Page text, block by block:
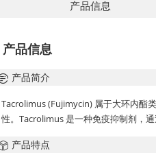
产品信息
产品信息
产品简介
Tacrolimus (Fujimycin) 属于大环内酯
性。Tacrolimus 是一种免疫抑制剂，通
产品特点